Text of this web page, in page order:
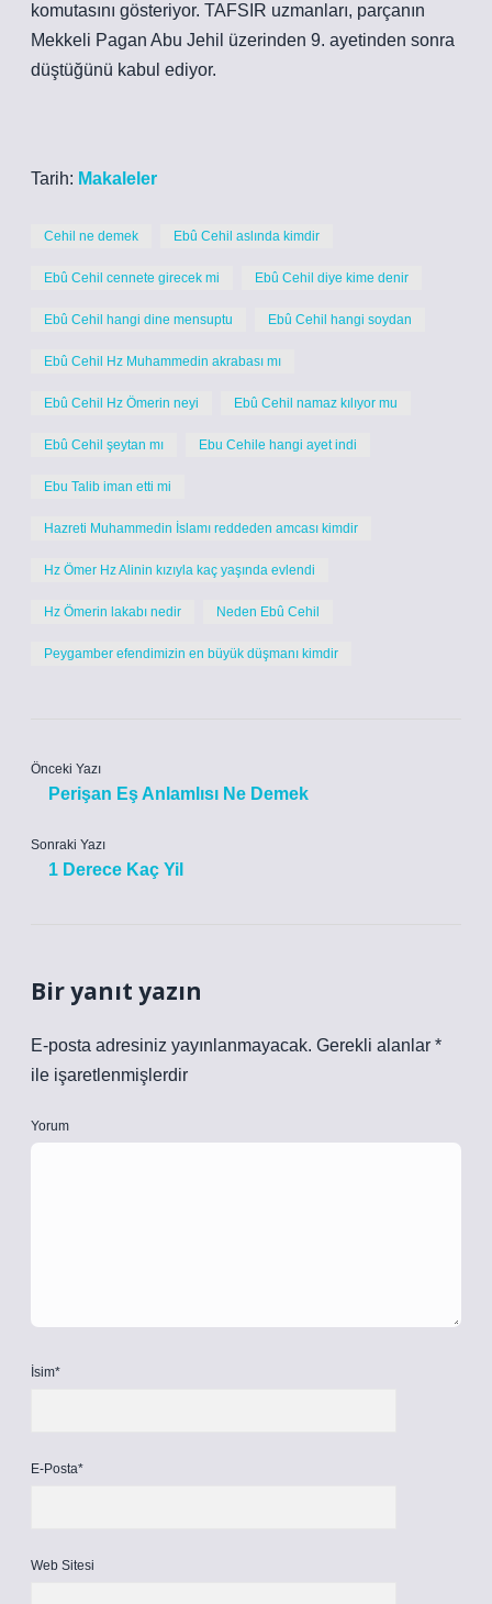
komutasını gösteriyor. TAFSIR uzmanları, parçanın
Mekkeli Pagan Abu Jehil üzerinden 9. ayetinden sonra
düştüğünü kabul ediyor.
Tarih: Makaleler
Cehil ne demek Ebû Cehil aslında kimdir
Ebû Cehil cennete girecek mi Ebû Cehil diye kime denir
Ebû Cehil hangi dine mensuptu Ebû Cehil hangi soydan
Ebû Cehil Hz Muhammedin akrabası mı
Ebû Cehil Hz Ömerin neyi Ebû Cehil namaz kılıyor mu
Ebû Cehil şeytan mı Ebu Cehile hangi ayet indi
Ebu Talib iman etti mi
Hazreti Muhammedin İslamı reddeden amcası kimdir
Hz Ömer Hz Alinin kızıyla kaç yaşında evlendi
Hz Ömerin lakabı nedir Neden Ebû Cehil
Peygamber efendimizin en büyük düşmanı kimdir
Önceki Yazı
Perişan Eş Anlamlısı Ne Demek
Sonraki Yazı
1 Derece Kaç Yil
Bir yanıt yazın
E-posta adresiniz yayınlanmayacak. Gerekli alanlar *
ile işaretlenmişlerdir
Yorum
İsim*
E-Posta*
Web Sitesi